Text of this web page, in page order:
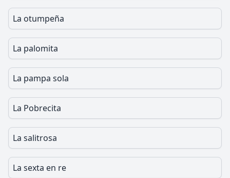
La otumpeña
La palomita
La pampa sola
La Pobrecita
La salitrosa
La sexta en re